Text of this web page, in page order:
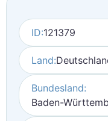
ID:121379
Land:
Bundesland:
Baden-